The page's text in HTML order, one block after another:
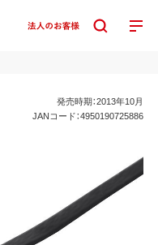
発売時期：2013年10月
JANコード：4950190725886